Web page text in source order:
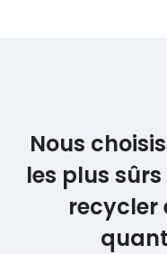
Nous
les plus
recycler